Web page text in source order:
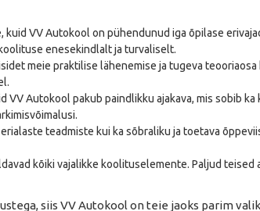
VV Autokool on pühendunud iga õpilase
enesekindlalt ja turvaliselt.
meie praktilise lähenemise ja tugeva
Autokool pakub paindlikku ajakava, mis sobib ka
teadmiste kui ka sõbraliku ja toetava
kõiki vajalikke koolituselemente. Paljud teised
siis VV Autokool on teie jaoks parim